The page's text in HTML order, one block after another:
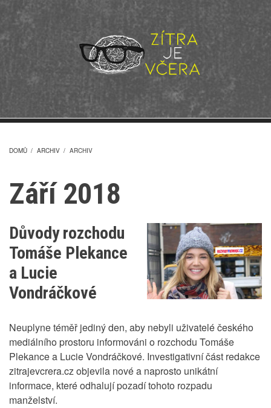
hlavnímu
NAVIGACE
DOMŮ / ARCHIV / ARCHIV
Září 2018
Důvody rozchodu
Tomáše Plekance
a Lucie
Vondráčkové
Neuplyne téměř jediný den, aby nebyli uživatelé českého
mediálního prostoru informováni o rozchodu Tomáše
Plekance a Lucie Vondráčkové. Investigativní část redakce
zitrajevcrera.cz objevila nové a naprosto unikátní
informace, které odhalují pozadí tohoto rozpadu
manželství.